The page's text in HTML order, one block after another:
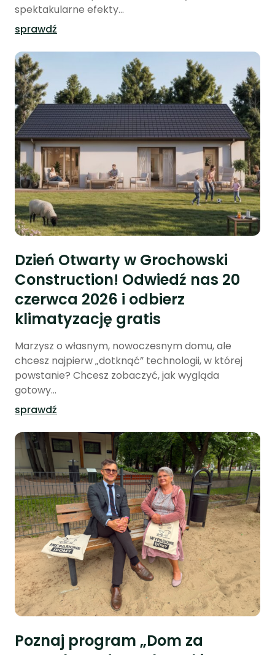
spektakularne efekty...
sprawdź
Dzień Otwarty w Grochowski
Construction! Odwiedź nas 20
czerwca 2026 i odbierz
klimatyzację gratis
Marzysz o własnym, nowoczesnym domu, ale
chcesz najpierw „dotknąć” technologii, w której
powstanie? Chcesz zobaczyć, jak wygląda
gotowy...
sprawdź
Poznaj program „Dom za